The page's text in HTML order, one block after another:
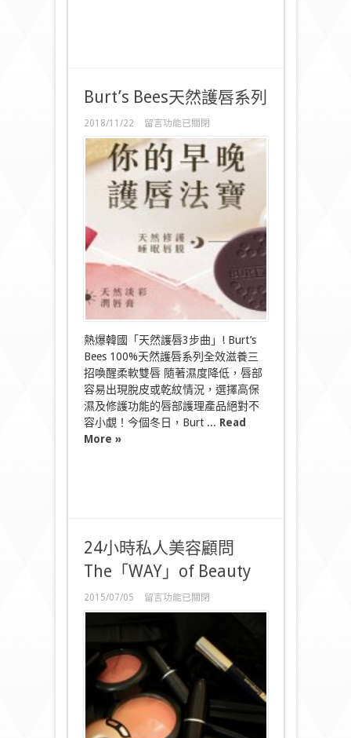
Burt’s Bees天然護唇系列
2018/11/22
在
〈Burt’s
Bees
天
然
護
唇
中
留言功能已關閉
熱爆韓國「天然護唇3步曲」! Burt’s
Bees 100%天然護唇系列全效滋養三
招喚醒柔軟雙唇 隨著濕度降低，唇部
容易出現脫皮或乾紋情況，選擇高保
濕及修護功能的唇部護理產品絕對不
容小覷！今個冬日，Burt ... Read
More »
24小時私人美容顧問
The「WAY」of Beauty
2015/07/05
在
〈24
人
美
容
顧
問
The「WAY」
留言功能已關閉